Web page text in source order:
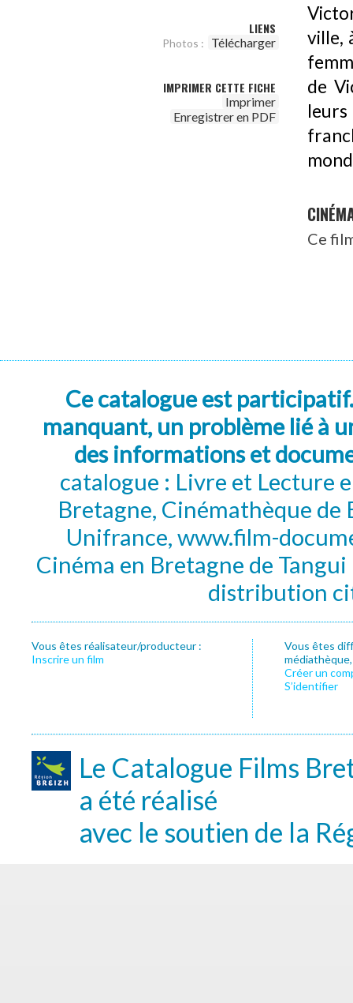
LIENS
Photos : Télécharger
IMPRIMER CETTE FICHE
Imprimer
Enregistrer en PDF
ville,
de
Ce
Ce catalogue est
manquant, un problème lié à
des informations et
catalogue : Livre et Lecture
Bretagne, Cinémathèque de
Unifrance, www.film-
Cinéma en Bretagne de
distribution
Vous êtes réalisateur/producteur :
Inscrire un film
Vous êtes
Créer un
S’identifier
Le Catalogue Films
a été réalisé
avec le soutien de la